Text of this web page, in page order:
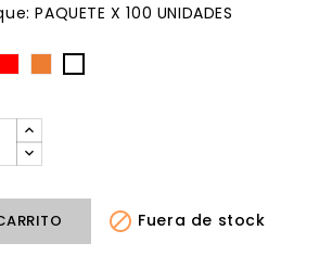
PAQUETE X 100 UNIDADES
 Fuera de stock